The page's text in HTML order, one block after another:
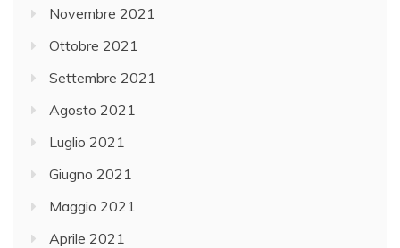
Novembre 2021
Ottobre 2021
Settembre 2021
Agosto 2021
Luglio 2021
Giugno 2021
Maggio 2021
Aprile 2021